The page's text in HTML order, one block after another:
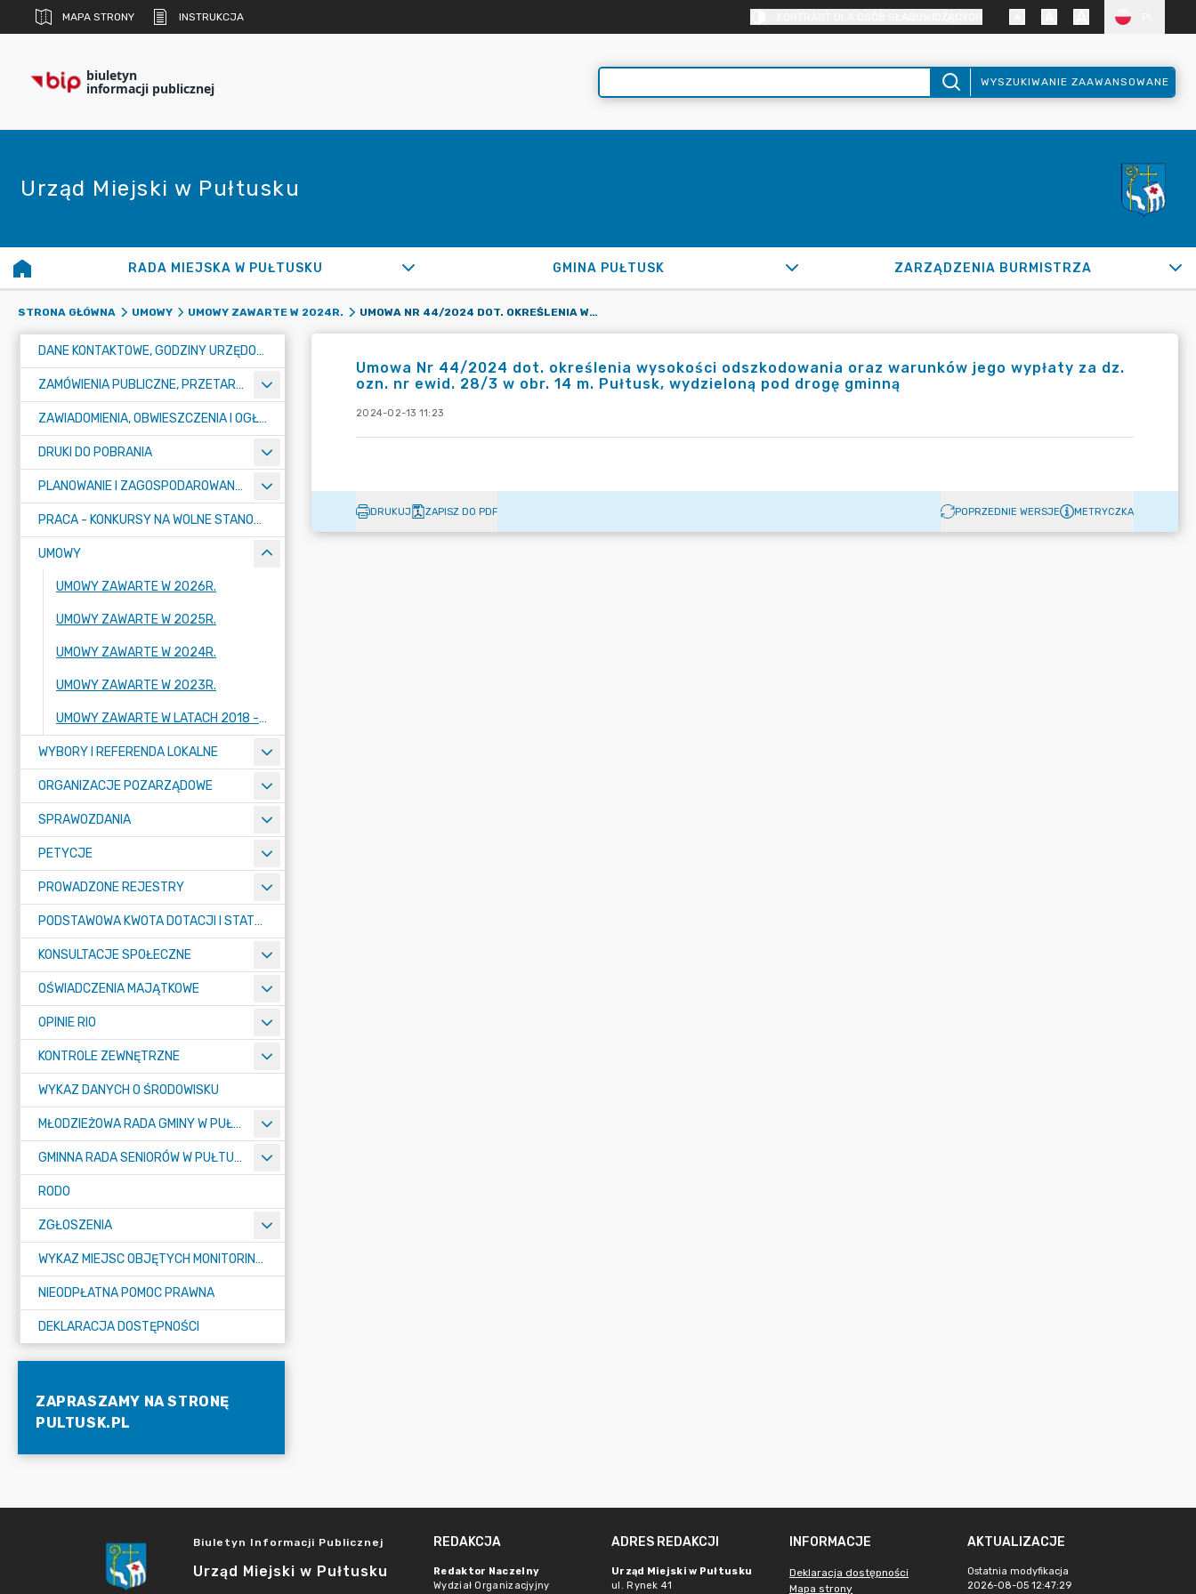
MAPA STRONY INSTRUKCJA
biuletyn
informacji publicznej WYSZUKIWANIE ZAAWANSOWANE
Urząd Miejski w Pułtusku
RADA MIEJSKA W PUŁTUSKU GMINA PUŁTUSK ZARZĄDZENIA BURMISTRZA
STRONA GŁÓWNA UMOWY UMOWY ZAWARTE W 2024R. UMOWA NR 44/2024 DOT. OKREŚLENIA WYSOKOŚCI ODSZKODOWANIA ORAZ WARUNKÓW JEGO WYPŁATY ZA DZ. OZN. NR EWID. 28/3 W OBR. 14 M. PUŁTUSK, WYDZIELONĄ POD DROGĘ GMINNĄ
DANE KONTAKTOWE, GODZINY URZĘDOWANIA I NUMER KONTA BANKOWEGO
ZAMÓWIENIA PUBLICZNE, PRZETARGI, KONKURSY
ZAWIADOMIENIA, OBWIESZCZENIA I OGŁOSZENIA
DRUKI DO POBRANIA
PLANOWANIE I ZAGOSPODAROWANIE PRZESTRZENNE
PRACA - KONKURSY NA WOLNE STANOWISKA
UMOWY
UMOWY ZAWARTE W 2026R.
UMOWY ZAWARTE W 2025R.
UMOWY ZAWARTE W 2024R.
UMOWY ZAWARTE W 2023R.
UMOWY ZAWARTE W LATACH 2018 - 2022
WYBORY I REFERENDA LOKALNE
ORGANIZACJE POZARZĄDOWE
SPRAWOZDANIA
PETYCJE
PROWADZONE REJESTRY
PODSTAWOWA KWOTA DOTACJI I STATYSTYCZNA LICZBA UCZNIÓW
KONSULTACJE SPOŁECZNE
OŚWIADCZENIA MAJĄTKOWE
OPINIE RIO
KONTROLE ZEWNĘTRZNE
WYKAZ DANYCH O ŚRODOWISKU
MŁODZIEŻOWA RADA GMINY W PUŁTUSKU
GMINNA RADA SENIORÓW W PUŁTUSKU
RODO
ZGŁOSZENIA
WYKAZ MIEJSC OBJĘTYCH MONITORINGIEM
NIEODPŁATNA POMOC PRAWNA
DEKLARACJA DOSTĘPNOŚCI
ZAPRASZAMY NA STRONĘ
PULTUSK.PL
Umowa Nr 44/2024 dot. określenia wysokości odszkodowania oraz warunków jego wypłaty za dz.
ozn. nr ewid. 28/3 w obr. 14 m. Pułtusk, wydzieloną pod drogę gminną
2024-02-13 11:23
DRUKUJ ZAPISZ DO PDF POPRZEDNIE WERSJE METRYCZKA
Biuletyn Informacji Publicznej
Urząd Miejski w Pułtusku
REDAKCJA
Redaktor Naczelny
Wydział Organizacjyjny
ADRES REDAKCJI
Urząd Miejski w Pułtusku
ul. Rynek 41
INFORMACJE
Deklaracja dostępności
Mapa strony
AKTUALIZACJE
Ostatnia modyfikacja
2026-08-05 12:47:29